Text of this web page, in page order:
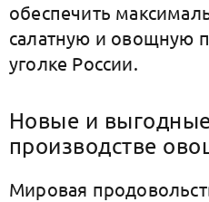
обеспечить
салатную и овощную
уголке России.
Новые и
производстве
Мировая